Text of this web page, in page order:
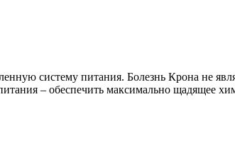
систему питания. Болезнь Крона не
– обеспечить максимально щадящее